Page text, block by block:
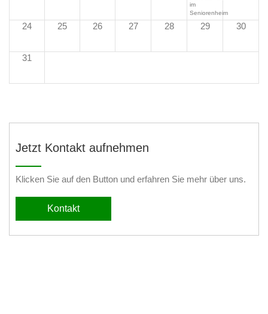
im
Seniorenheim
24 25 26 27 28 29 30
31
Jetzt Kontakt aufnehmen
Klicken Sie auf den Button und erfahren Sie mehr über uns.
Kontakt